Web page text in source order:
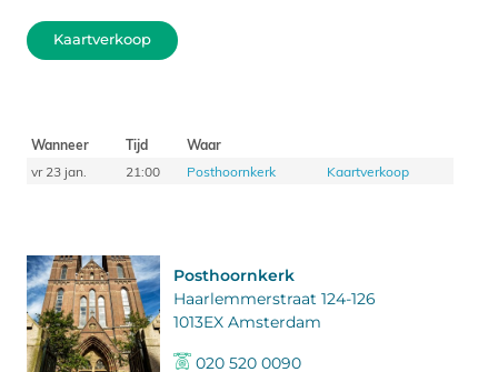
Kaartverkoop
Wanneer Tijd
Waar
vr 23 jan.
21:00 Posthoornkerk Kaartverkoop
Posthoornkerk
Haarlemmerstraat 124-126
1013EX Amsterdam
020 520 0090